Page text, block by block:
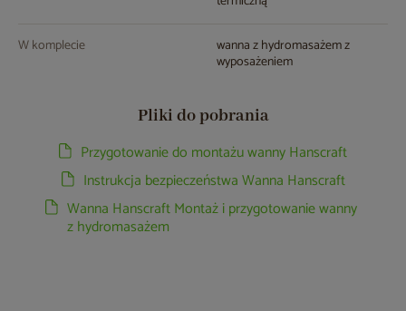
W komplecie wanna z hydromasażem z
wyposażeniem
Pliki do pobrania
Przygotowanie do montażu wanny Hanscraft
Instrukcja bezpieczeństwa Wanna Hanscraft
Wanna Hanscraft Montaż i przygotowanie wanny
z hydromasażem